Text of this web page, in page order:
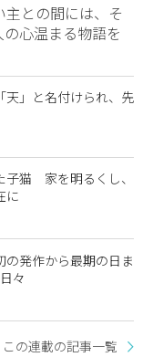
との間には、そ
心温まる物語を
」と名付けられ、先
子猫 家を明るくし、
に
発作から最期の日ま
々
この連載の記事一覧